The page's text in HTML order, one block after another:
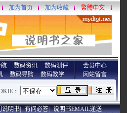
加为首页 加为收藏 繁體中文
航 数码资讯
数码测评
数码导购 数码教学
会员中心
网站留言
说明书| 有问必答| 说明书EMAIL递送